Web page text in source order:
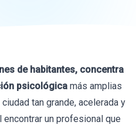
de habitantes, concentra
psicológica más amplias
tan grande, acelerada y
un profesional que